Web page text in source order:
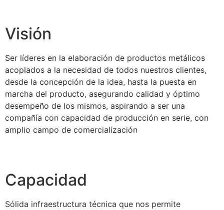
Visión
Ser líderes en la elaboración de productos metálicos
acoplados a la necesidad de todos nuestros clientes,
desde la concepción de la idea, hasta la puesta en
marcha del producto, asegurando calidad y óptimo
desempeño de los mismos, aspirando a ser una
compañía con capacidad de producción en serie, con
amplio campo de comercialización
Capacidad
Sólida infraestructura técnica que nos permite